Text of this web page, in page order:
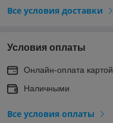
Все условия доставки
Условия оплаты
Онлайн-оплата картой
Наличными
Все условия оплаты